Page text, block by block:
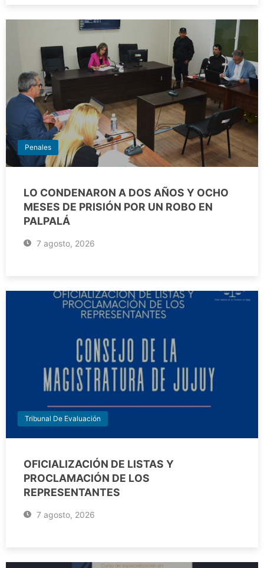
Penales
LO CONDENARON A DOS AÑOS Y OCHO
MESES DE PRISIÓN POR UN ROBO EN
PALPALÁ
7 agosto, 2026
Tribunal De Evaluación
OFICIALIZACIÓN DE LISTAS Y
PROCLAMACIÓN DE LOS
REPRESENTANTES
7 agosto, 2026